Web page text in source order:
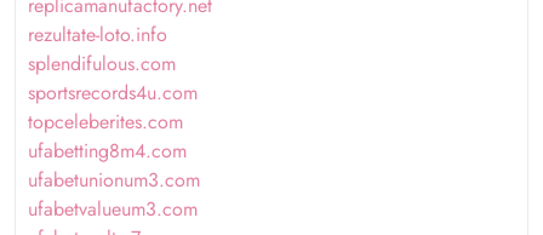
rezultate-loto.info
splendifulous.com
sportsrecords4u.com
topceleberites.com
ufabetting8m4.com
ufabetunionum3.com
ufabetvalueum3.com